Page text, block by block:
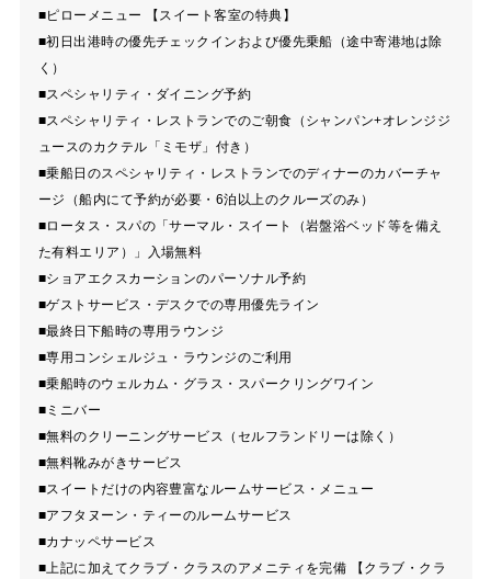
■ピローメニュー 【スイート客室の特典】
■初日出港時の優先チェックインおよび優先乗船（途中寄港地は除
く）
■スペシャリティ・ダイニング予約
■スペシャリティ・レストランでのご朝食（シャンパン+オレンジジ
ュースのカクテル「ミモザ」付き）
■乗船日のスペシャリティ・レストランでのディナーのカバーチャ
ージ（船内にて予約が必要・6泊以上のクルーズのみ）
■ロータス・スパの「サーマル・スイート（岩盤浴ベッド等を備え
た有料エリア）」入場無料
■ショアエクスカーションのパーソナル予約
■ゲストサービス・デスクでの専用優先ライン
■最終日下船時の専用ラウンジ
■専用コンシェルジュ・ラウンジのご利用
■乗船時のウェルカム・グラス・スパークリングワイン
■ミニバー
■無料のクリーニングサービス（セルフランドリーは除く）
■無料靴みがきサービス
■スイートだけの内容豊富なルームサービス・メニュー
■アフタヌーン・ティーのルームサービス
■カナッペサービス
■上記に加えてクラブ・クラスのアメニティを完備 【クラブ・クラ